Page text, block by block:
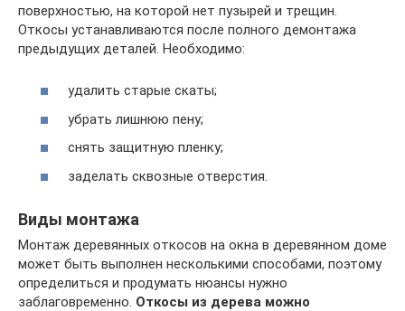
поверхностью, на которой нет пузырей и трещин.
Откосы устанавливаются после полного демонтажа
предыдущих деталей. Необходимо:
удалить старые скаты;
убрать лишнюю пену;
снять защитную пленку;
заделать сквозные отверстия.
Виды монтажа
Монтаж деревянных откосов на окна в деревянном доме
может быть выполнен несколькими способами, поэтому
определиться и продумать нюансы нужно
заблаговременно. Откосы из дерева можно